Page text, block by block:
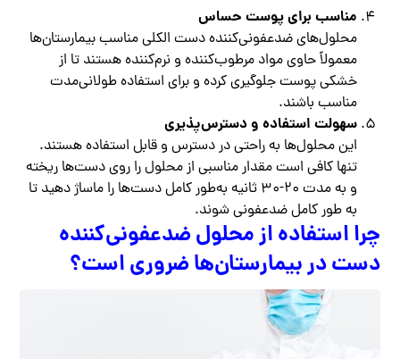
مناسب برای پوست حساس
محلول‌های ضدعفونی‌کننده دست الکلی مناسب بیمارستان‌ها
معمولاً حاوی مواد مرطوب‌کننده و نرم‌کننده هستند تا از
خشکی پوست جلوگیری کرده و برای استفاده طولانی‌مدت
مناسب باشند.
سهولت استفاده و دسترس‌پذیری
این محلول‌ها به راحتی در دسترس و قابل استفاده هستند.
تنها کافی است مقدار مناسبی از محلول را روی دست‌ها ریخته
و به مدت 20-30 ثانیه به‌طور کامل دست‌ها را ماساژ دهید تا
به طور کامل ضدعفونی شوند.
چرا استفاده از محلول ضدعفونی‌کننده
دست در بیمارستان‌ها ضروری است؟